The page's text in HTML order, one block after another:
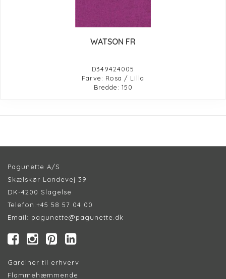
WATSON FR
D349424005
Farve: Rosa / Lilla
Bredde: 150
Pagunette A/S
Skælskør Landevej 39
DK-4200 Slagelse
Telefon:+45 58 57 04 00
Email: pagunette@pagunette.dk
Gardiner til erhverv
Flammehæmmende